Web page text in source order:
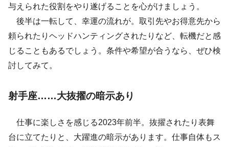
与えられた役割をやり遂げることを心がけましょう。
後半は一転して、幸運の流れが。取引先やお得意先から
頼られたりヘッドハンティングされたりなど、転機だと感
じることもあるでしょう。条件や希望が合うなら、ぜひ検
討してみて。
射手座……大抜擢の暗示あり
仕事に楽しさを感じる2023年前半。抜擢されたり表舞
台に立てたりと、大躍進の暗示があります。仕事自体もス